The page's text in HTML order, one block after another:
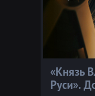
«Князь
Руси».